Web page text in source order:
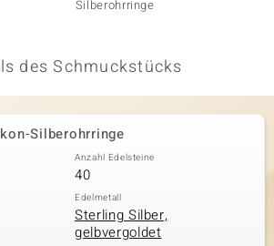
Silberohrringe
des Schmuckstücks
Silberohrringe
Anzahl Edelsteine
40
Edelmetall
Sterling Silber,
gelbvergoldet